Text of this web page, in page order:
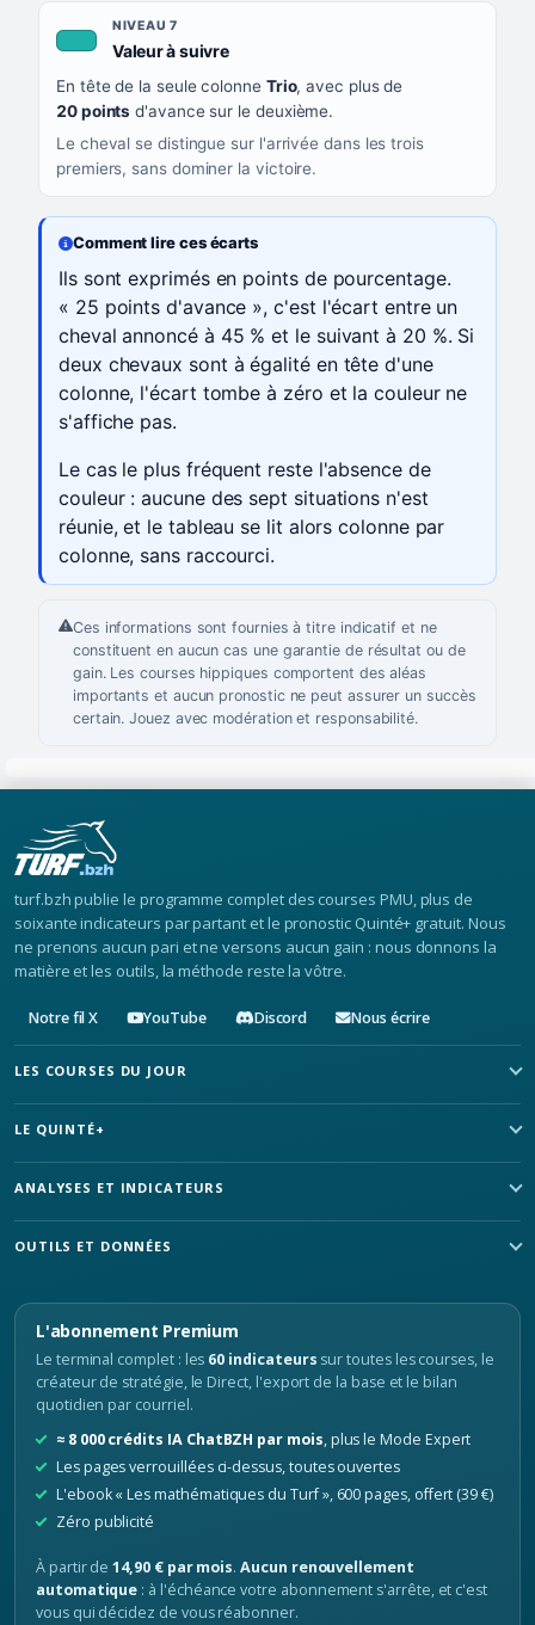
NIVEAU 7
Valeur à suivre, couleur turquoise
En tête de la seule colonne Trio, avec plus de
20 points d'avance sur le deuxième.
Le cheval se distingue sur l'arrivée dans les trois
premiers, sans dominer la victoire.
Comment lire ces écarts
Ils sont exprimés en points de pourcentage.
« 25 points d'avance », c'est l'écart entre un
cheval annoncé à 45 % et le suivant à 20 %. Si
deux chevaux sont à égalité en tête d'une
colonne, l'écart tombe à zéro et la couleur ne
s'affiche pas.
Le cas le plus fréquent reste l'absence de
couleur : aucune des sept situations n'est
réunie, et le tableau se lit alors colonne par
colonne, sans raccourci.
Ces informations sont fournies à titre indicatif et ne
constituent en aucun cas une garantie de résultat ou de
gain. Les courses hippiques comportent des aléas
importants et aucun pronostic ne peut assurer un succès
certain. Jouez avec modération et responsabilité.
turf.bzh publie le programme complet des courses PMU, plus de
soixante indicateurs par partant et le pronostic Quinté+ gratuit. Nous
ne prenons aucun pari et ne versons aucun gain : nous donnons la
matière et les outils, la méthode reste la vôtre.
Notre fil X YouTube Discord Nous écrire
LES COURSES DU JOUR
LE QUINTÉ+
ANALYSES ET INDICATEURS
OUTILS ET DONNÉES
L'abonnement Premium
Le terminal complet : les 60 indicateurs sur toutes les courses, le
créateur de stratégie, le Direct, l'export de la base et le bilan
quotidien par courriel.
≈ 8 000 crédits IA ChatBZH par mois, plus le Mode Expert
Les pages verrouillées ci-dessus, toutes ouvertes
L'ebook « Les mathématiques du Turf », 600 pages, offert (39 €)
Zéro publicité
À partir de14,90 € par mois.Aucun renouvellement
automatique : à l'échéance votre abonnement s'arrête, et c'est
vous qui décidez de vous réabonner.